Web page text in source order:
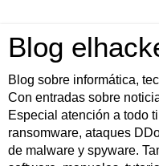
Blog
Blog sobre informática,
Con entradas sobre
Especial atención a todo
ransomware, ataques
de malware y spyware.